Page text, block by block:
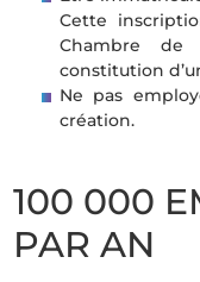
Cette
Chambre de
constitution
Ne pas
création.
100 000
PAR AN